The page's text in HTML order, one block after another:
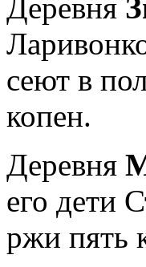
Деревня
сеют в
копен.
Деревня
его дети
ржи пять